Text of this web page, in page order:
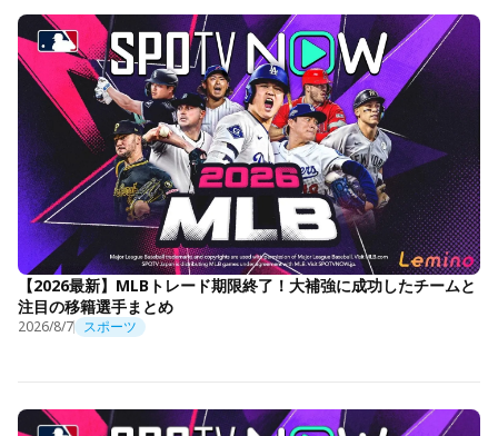
【2026最新】MLBトレード期限終了！大補強に成功したチームと
注目の移籍選手まとめ
2026/8/7 スポーツ